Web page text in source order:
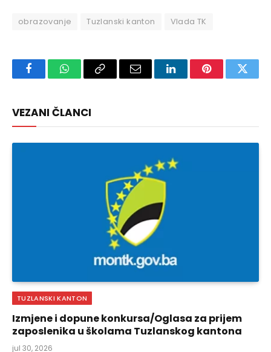
obrazovanje Tuzlanski kanton Vlada TK
FacebookWhatsAppCopy
Email LinkedInPinterest
VEZANI ČLANCI
TUZLANSKI KANTON
Izmjene i dopune konkursa/Oglasa za prijem
zaposlenika u školama Tuzlanskog kantona
jul 30, 2026